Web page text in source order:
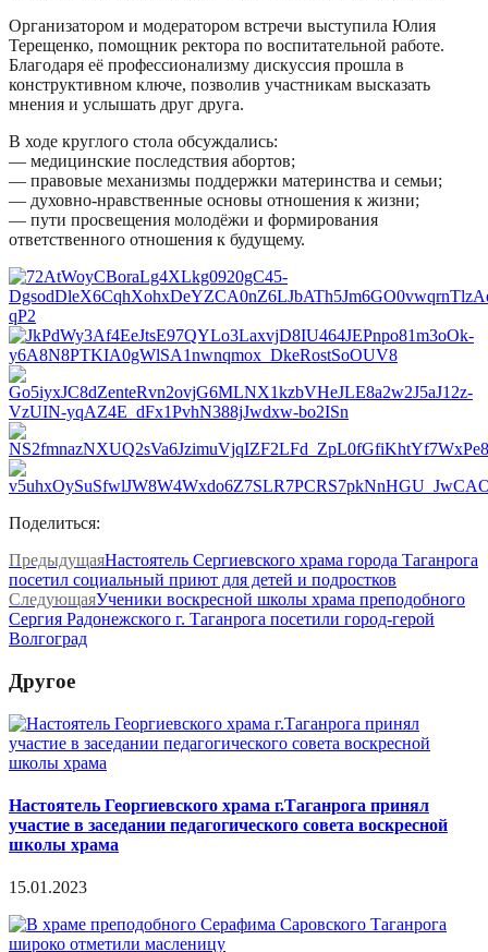
Организатором и модератором встречи выступила Юлия
Терещенко, помощник ректора по воспитательной работе.
Благодаря её профессионализму дискуссия прошла в
конструктивном ключе, позволив участникам высказать
мнения и услышать друг друга.
В ходе круглого стола обсуждались:
— медицинские последствия абортов;
— правовые механизмы поддержки материнства и семьи;
— духовно‑нравственные основы отношения к жизни;
— пути просвещения молодёжи и формирования
ответственного отношения к будущему.
Поделиться:
ПредыдущаяНастоятель Сергиевского храма города Таганрога
посетил социальный приют для детей и подростков
СледующаяУченики воскресной школы храма преподобного
Сергия Радонежского г. Таганрога посетили город-герой
Волгоград
Другое
Настоятель Георгиевского храма г.Таганрога принял
участие в заседании педагогического совета воскресной
школы храма
15.01.2023